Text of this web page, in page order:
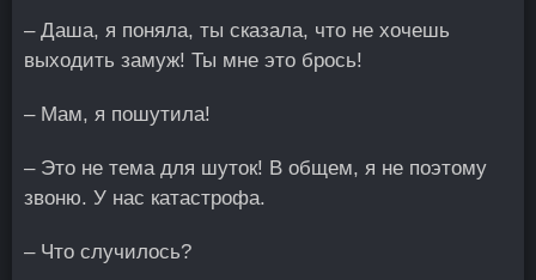
– Даша, я поняла, ты сказала, что не хочешь
выходить замуж! Ты мне это брось!
– Мам, я пошутила!
– Это не тема для шуток! В общем, я не поэтому
звоню. У нас катастрофа.
– Что случилось?